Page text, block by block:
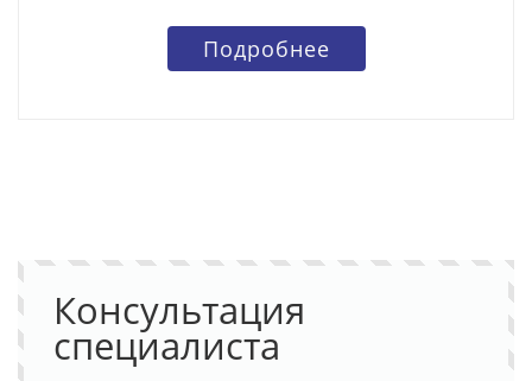
Подробнее
Консультация
специалиста